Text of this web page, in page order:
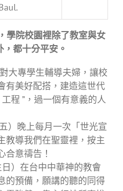
學院校園裡除了教室與女
都十分平安。
大專學生輔導夫婦，讓校
有美好配搭，建造這世代
程 ”，過一個有意義的人
）晚上每月一次「世光宣
教導我們在聖靈裡，按主
合意禱告！
）在台中中華神的教會
的預備，願講的聽的同得